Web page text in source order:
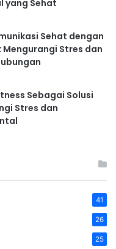
yang Sehat
Sehat dengan
Stres dan
Sebagai Solusi
Stres dan
41
26
25